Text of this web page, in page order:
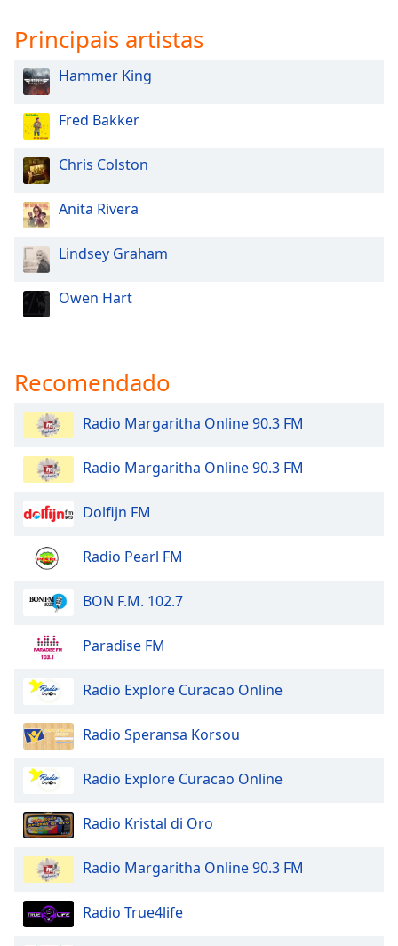
window.
Escape
cancel
close
window.
Text
Color
Opacity
Opacity
Caption
Background
Edge
Style
Family
Reset
Close
Modal
Principais artistas
Hammer King
Fred Bakker
Chris Colston
Anita Rivera
Lindsey Graham
Owen Hart
Recomendado
Radio Margaritha Online 90.3 FM
Radio Margaritha Online 90.3 FM
Dolfijn FM
Radio Pearl FM
BON F.M. 102.7
Paradise FM
Radio Explore Curacao Online
Radio Speransa Korsou
Radio Explore Curacao Online
Radio Kristal di Oro
Radio Margaritha Online 90.3 FM
Radio True4life